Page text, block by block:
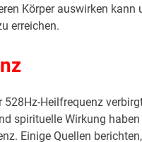
Körper auswirken kann
erreichen.
Heilfrequenz
spirituelle Wirkung
Einige Quellen